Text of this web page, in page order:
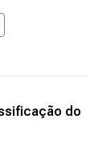
do